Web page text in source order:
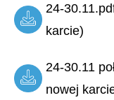
24-
karcie)
24-30.11
nowej